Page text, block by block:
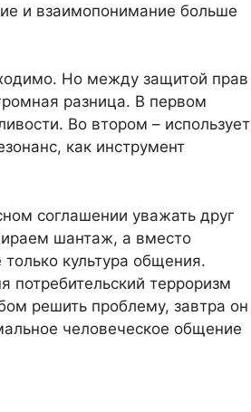
и взаимопонимание больше
Но между защитой прав
разница. В первом
Во втором – использует
как инструмент
соглашении уважать друг
шантаж, а вместо
культура общения.
потребительский терроризм
решить проблему, завтра он
человеческое общение